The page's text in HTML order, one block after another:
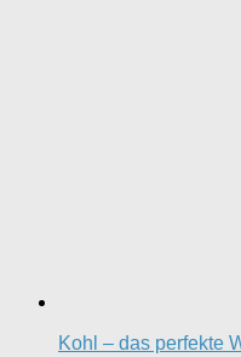
Kohl – das perfekte